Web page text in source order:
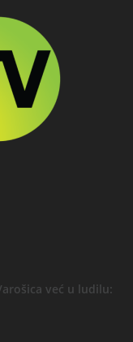
već u ludilu: